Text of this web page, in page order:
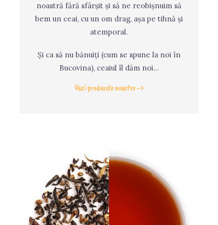
noastră fără sfârșit și să ne reobișnuim să
bem un ceai, cu un om drag, așa pe tihnă și
atemporal.
Și ca să nu bănuiți (cum se spune la noi în
Bucovina), ceaiul îl dăm noi…
Vezi produsele noastre ->